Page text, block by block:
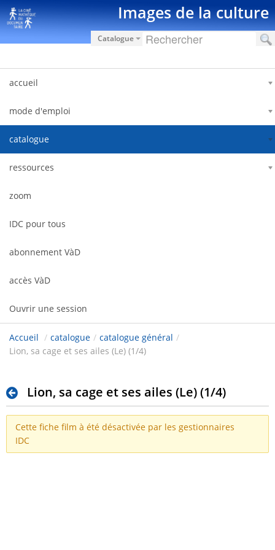
Saut au contenu Images de la culture
Catalogue
accueil
mode d'emploi
catalogue
ressources
zoom
IDC pour tous
abonnement VàD
accès VàD
Ouvrir une session
Accueil / catalogue / catalogue général /
Lion, sa cage et ses ailes (Le) (1/4)
Lion, sa cage et ses ailes (Le) (1/4)
Cette fiche film à été désactivée par les gestionnaires
IDC